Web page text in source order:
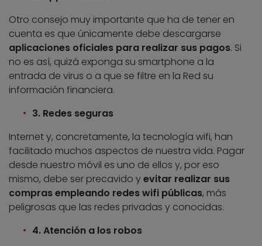
Otro consejo muy importante que ha de tener en
cuenta es que únicamente debe descargarse
aplicaciones oficiales para realizar sus pagos. Si
no es así, quizá exponga su smartphone a la
entrada de virus o a que se filtre en la Red su
información financiera.
3. Redes seguras
Internet y, concretamente, la tecnología wifi, han
facilitado muchos aspectos de nuestra vida. Pagar
desde nuestro móvil es uno de ellos y, por eso
mismo, debe ser precavido yevitar realizar sus
compras empleando redes wifi públicas, más
peligrosas que las redes privadas y conocidas.
4. Atención a los robos